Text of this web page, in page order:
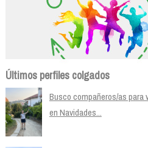
Últimos perfiles colgados
Busco compañeros/as para
en Navidades...